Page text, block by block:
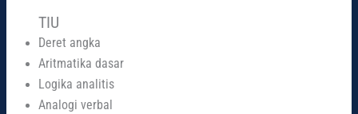
TIU
Deret angka
Aritmatika dasar
Logika analitis
Analogi verbal